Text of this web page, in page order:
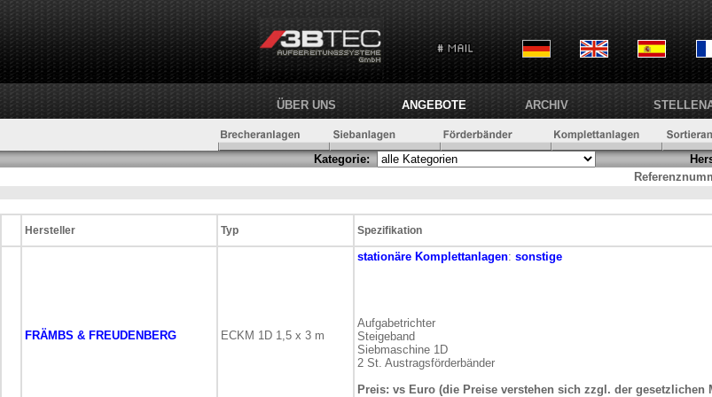
ÜBER UNS ANGEBOTE ARCHIV
Kategorie:
Hersteller Typ Spezifikation
FRÄMBS & FREUDENBERG ECKM 1D 1,5 x 3 m
stationäre Komplettanlagen: sonstige
Aufgabetrichter
Steigeband
Siebmaschine 1D
2 St. Austragsförderbänder
Preis: vs Euro (die Preise verstehen sich zzgl. der gesetzlichen